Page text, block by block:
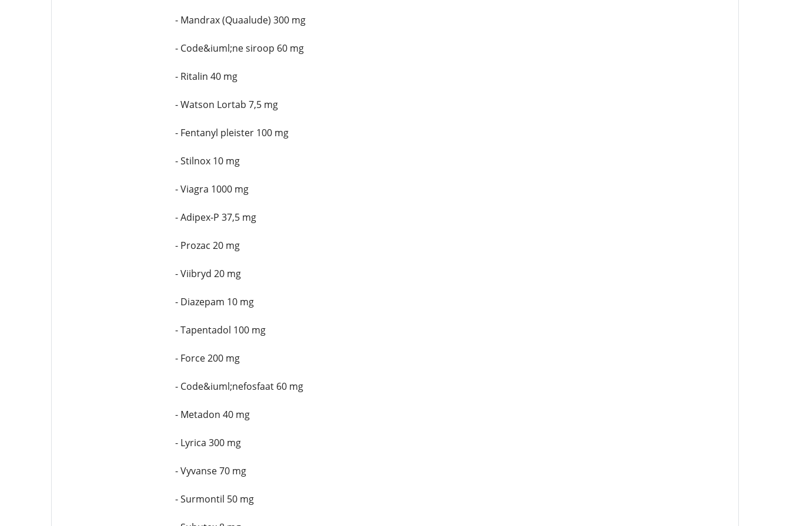
- Mandrax (Quaalude) 300 mg
- Code&iuml;ne siroop 60 mg
- Ritalin 40 mg
- Watson Lortab 7,5 mg
- Fentanyl pleister 100 mg
- Stilnox 10 mg
- Viagra 1000 mg
- Adipex-P 37,5 mg
- Prozac 20 mg
- Viibryd 20 mg
- Diazepam 10 mg
- Tapentadol 100 mg
- Force 200 mg
- Code&iuml;nefosfaat 60 mg
- Metadon 40 mg
- Lyrica 300 mg
- Vyvanse 70 mg
- Surmontil 50 mg